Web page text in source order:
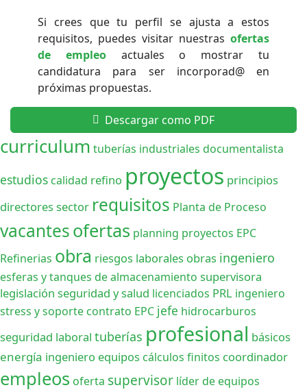
Si crees que tu perfil se ajusta a estos
requisitos, puedes visitar nuestras ofertas
de empleoactuales o mostrar tu
candidatura para ser incorporad@ en
próximas propuestas.
Descargar como PDF
curriculum tuberías industriales documentalista
estudios calidad refino proyectos principios
directoressector requisitos Planta de Proceso
vacantesofertas planning proyectos EPC
Refinerias obra riesgos laborales obras ingeniero
esferas y tanques de almacenamiento supervisora
legislación seguridad y salud licenciados PRL ingeniero
stress y soporte contrato EPC jefe hidrocarburos
seguridad laboral tuberías profesional básicos
energía ingeniero equipos cálculos finitos coordinador
empleos oferta supervisor líder de equipos